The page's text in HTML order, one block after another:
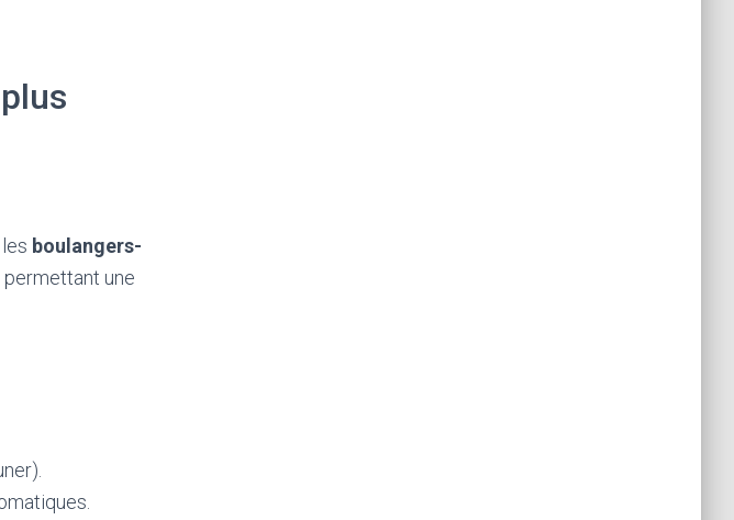
boulangers-
permettant une